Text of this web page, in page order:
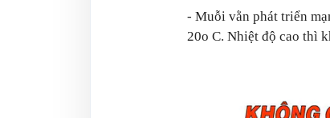
- Muỗi vằn phát triển
20o C. Nhiệt độ cao thì